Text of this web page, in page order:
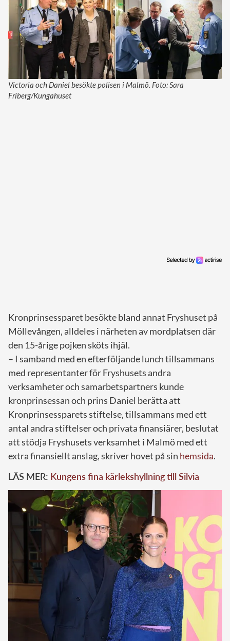
Victoria och Daniel besökte polisen i Malmö. Foto: Sara
Friberg/Kungahuset
Kronprinsessparet besökte bland annat Fryshuset på
Möllevången, alldeles i närheten av mordplatsen där
den 15-årige pojken sköts ihjäl.
– I samband med en efterföljande lunch tillsammans
med representanter för Fryshusets andra
verksamheter och samarbetspartners kunde
kronprinsessan och prins Daniel berätta att
Kronprinsessparets stiftelse, tillsammans med ett
antal andra stiftelser och privata finansiärer, beslutat
att stödja Fryshusets verksamhet i Malmö med ett
extra finansiellt anslag, skriver hovet på sin hemsida.
LÄS MER: Kungens fina kärlekshyllning till Silvia